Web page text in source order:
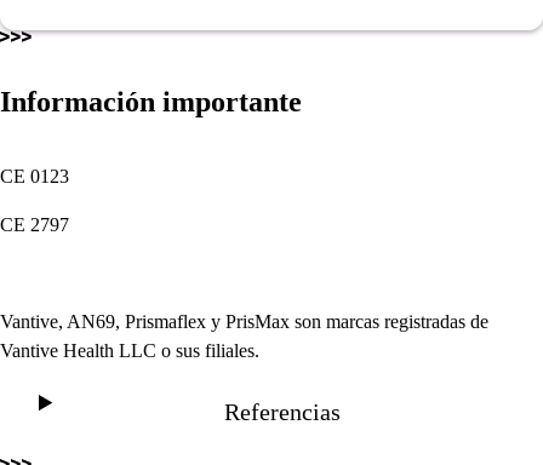
Información importante
CE 0123
CE 2797
Vantive, AN69, Prismaflex y PrisMax son marcas registradas de
Vantive Health LLC o sus filiales.
Referencias